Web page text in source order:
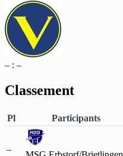
– : –
Classement
Pl Participants
–